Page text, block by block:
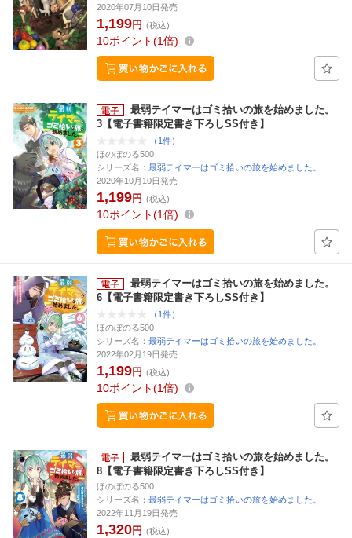
2020年07月10日発売
1,199円 (税込)
10ポイント 1倍
最弱テイマーはゴミ拾いの旅を始めました。
3【電子書籍限定書き下ろしSS付き】
（1件）
ほのぼのる500
シリーズ名： 最弱テイマーはゴミ拾いの旅を始めました。
2020年10月10日発売
1,199円 (税込)
10ポイント 1倍
最弱テイマーはゴミ拾いの旅を始めました。
6【電子書籍限定書き下ろしSS付き】
（1件）
ほのぼのる500
シリーズ名： 最弱テイマーはゴミ拾いの旅を始めました。
2022年02月19日発売
1,199円 (税込)
10ポイント 1倍
最弱テイマーはゴミ拾いの旅を始めました。
8【電子書籍限定書き下ろしSS付き】
ほのぼのる500
シリーズ名： 最弱テイマーはゴミ拾いの旅を始めました。
2022年11月19日発売
1,320円 (税込)